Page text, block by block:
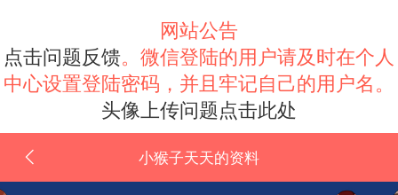
网站公告
点击问题反馈。微信登陆的用户请及时在个人
中心设置登陆密码，并且牢记自己的用户名。
头像上传问题点击此处
小猴子天天的资料